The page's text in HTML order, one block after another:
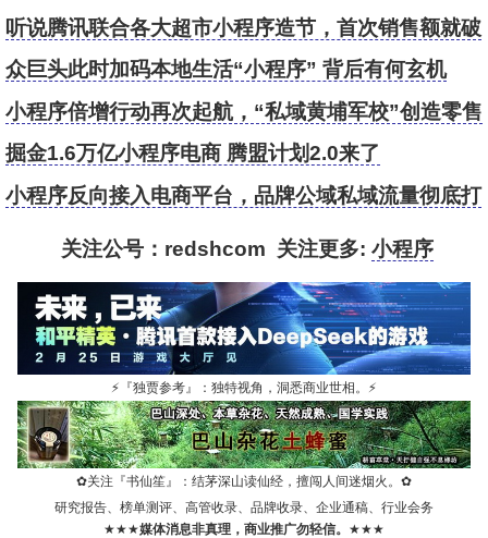
听说腾讯联合各大超市小程序造节，首次销售额就破
亿？
众巨头此时加码本地生活“小程序” 背后有何玄机
小程序倍增行动再次起航，“私域黄埔军校”创造零售
数字化新标杆
掘金1.6万亿小程序电商 腾盟计划2.0来了
小程序反向接入电商平台，品牌公域私域流量彻底打
关注公号：redshcom 关注更多: 小程序
⚡ 『独贾参考』：独特视角，洞悉商业世相。 ⚡
✿关注『书仙笙』：结茅深山读仙经，擅闯人间迷烟火。 ✿
研究报告、榜单测评、高管收录、品牌收录、企业通稿、行业会务
★★★媒体消息非真理，商业推广勿轻信。 ★★★